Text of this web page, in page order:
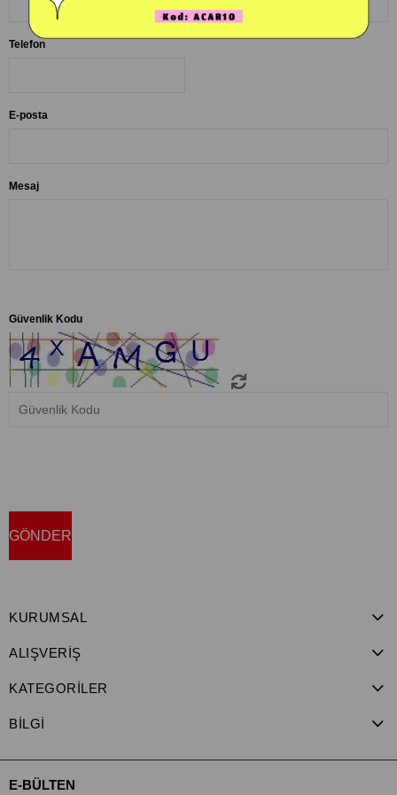
Telefon
E-posta
Mesaj
Güvenlik Kodu
KURUMSAL
ALIŞVERİŞ
KATEGORİLER
BİLGİ
E-BÜLTEN